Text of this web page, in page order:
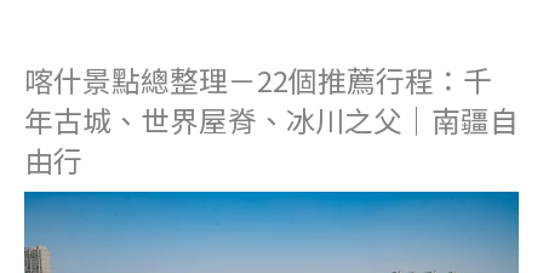
喀什景點總整理－22個推薦行程：千
年古城、世界屋脊、冰川之父｜南疆自
由行